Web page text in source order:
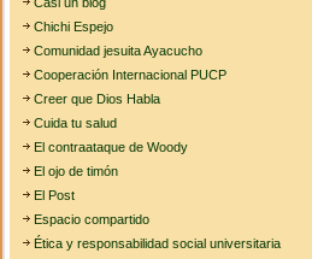
Chichi Espejo
Comunidad jesuita Ayacucho
Cooperación Internacional PUCP
Creer que Dios Habla
Cuida tu salud
El contraataque de Woody
El ojo de timón
El Post
Espacio compartido
Ética y responsabilidad social universitaria